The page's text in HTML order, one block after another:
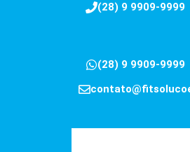
(28) 9 9909-9999
(28) 9 9909-9999